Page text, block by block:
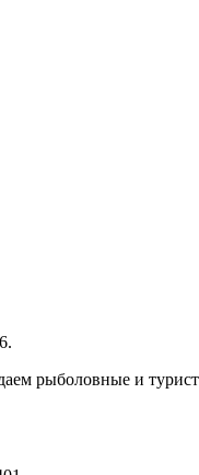
рыболовные и